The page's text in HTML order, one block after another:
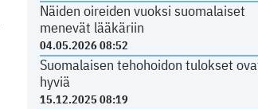
Näiden oireiden vuoksi suomalaiset
menevät lääkäriin
04.05.2026 08:52
Suomalaisen tehohoidon tulokset
hyviä
15.12.2025 08:19